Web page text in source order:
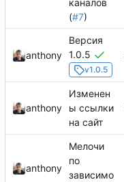
(#7)
anthony
Версия
1.0.5
v1.0.5
anthony
Изменен
ы ссылки
на сайт
anthony
Мелочи
по
зависимо